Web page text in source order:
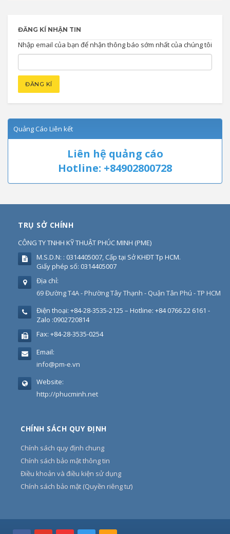
ĐĂNG KÍ NHẬN TIN
Nhập email của bạn để nhận thông báo sớm nhất của chúng tôi
Quảng Cáo Liên kết
Liên hệ quảng cáo
Hotline: +84902800728
TRỤ SỞ CHÍNH
CÔNG TY TNHH KỸ THUẬT PHÚC MINH (PME)
M.S.D.N: : 0314405007, Cấp tại Sở KHĐT Tp HCM.
Giấy phép số: 0314405007
Địa chỉ:
69 Đường T4A - Phường Tây Thạnh - Quận Tân Phú - TP HCM
Điện thoại: +84-28-3535-2125 – Hotline: +84 0766 22 6161 -
Zalo :0902720814
Fax: +84-28-3535-0254
Email:
info@pm-e.vn
Website:
http://phucminh.net
CHÍNH SÁCH QUY ĐỊNH
Chính sách quy định chung
Chính sách bảo mật thông tin
Điều khoản và điều kiện sử dụng
Chính sách bảo mật (Quyền riêng tư)